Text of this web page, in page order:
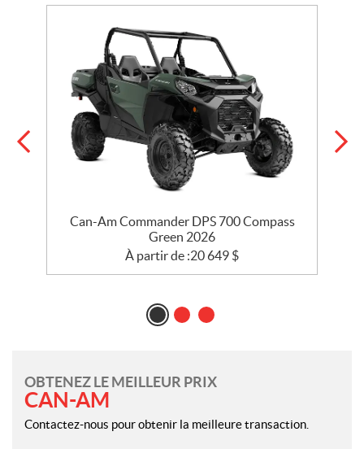
Can-Am Commander DPS 700 Compass
Green 2026
À partir de :20 649 $
OBTENEZ LE MEILLEUR PRIX
CAN-AM
Contactez-nous pour obtenir la meilleure transaction.